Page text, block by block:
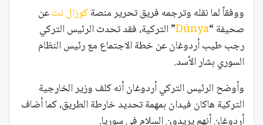
ووفقاً لما نقله وترجمه فريق تحرير منصةكوزال نتعن
صحيفة “Dünya” التركية، فقد تحدث الرئيس التركي
رجب طيب أردوغان عن خطة الاجتماع مع رئيس النظام
السوري بشار الأسد.
وأوضح الرئيس التركي أردوغان أنه كلف وزير الخارجية
التركية هاكان فيدان بمهمة تحديد خارطة الطريق، كما أضاف
أردوغان أنهم يريدون السلام في سوريا.